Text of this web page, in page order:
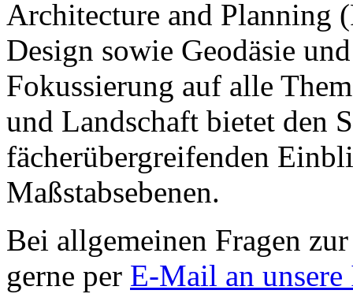
Architecture and Planning
Design sowie Geodäsie
Fokussierung auf alle
und Landschaft bietet den
fächerübergreifenden
Maßstabsebenen.
Bei allgemeinen Fragen
gerne per E-Mail an